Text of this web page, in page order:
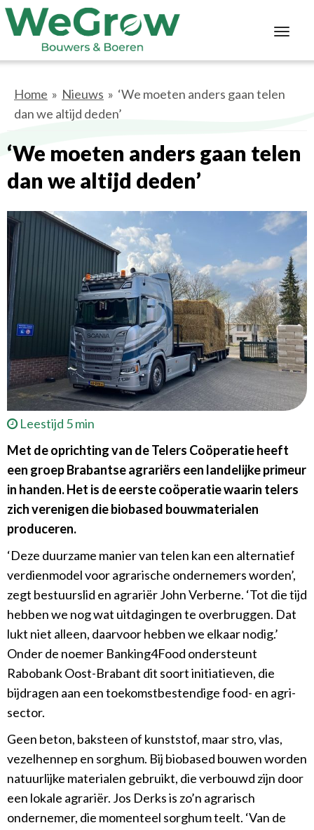
Home » Nieuws » ‘We moeten anders gaan telen
dan we altijd deden’
‘We moeten anders gaan telen
dan we altijd deden’
Leestijd 5 min
Met de oprichting van de Telers Coöperatie heeft
een groep Brabantse agrariërs een landelijke primeur
in handen. Het is de eerste coöperatie waarin telers
zich verenigen die biobased bouwmaterialen
produceren.
‘Deze duurzame manier van telen kan een alternatief
verdienmodel voor agrarische ondernemers worden’,
zegt bestuurslid en agrariër John Verberne. ‘Tot die tijd
hebben we nog wat uitdagingen te overbruggen. Dat
lukt niet alleen, daarvoor hebben we elkaar nodig.’
Onder de noemer Banking4Food ondersteunt
Rabobank Oost-Brabant dit soort initiatieven, die
bijdragen aan een toekomstbestendige food- en agri-
sector.
Geen beton, baksteen of kunststof, maar stro, vlas,
vezelhennep en sorghum. Bij biobased bouwen worden
natuurlijke materialen gebruikt, die verbouwd zijn door
een lokale agrariër. Jos Derks is zo’n agrarisch
ondernemer, die momenteel sorghum teelt. ‘Van de